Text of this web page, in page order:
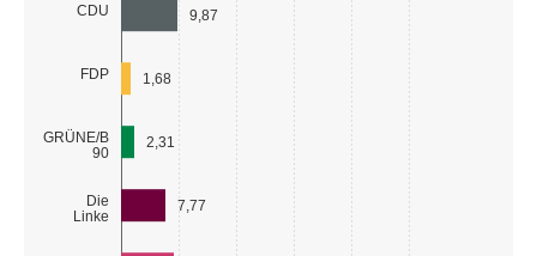
CDU
FDP
GRÜNE/B
90
Die
Linke
9,87
1,68
2,31
7,77